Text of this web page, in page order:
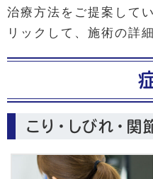
治療方法をご提案して
リックして、施術の詳
こり・しびれ・関